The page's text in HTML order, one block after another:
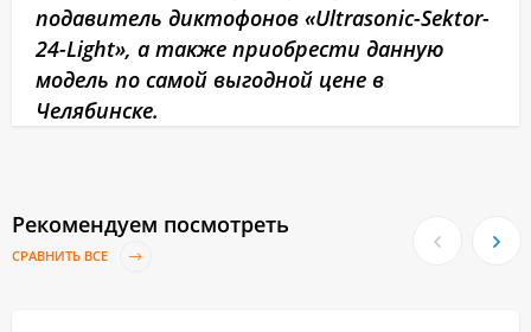
подавитель диктофонов «Ultrasonic-Sektor-
24-Light», а также приобрести данную
модель по самой выгодной цене в
Челябинске.
Рекомендуем посмотреть
СРАВНИТЬ ВСЕ